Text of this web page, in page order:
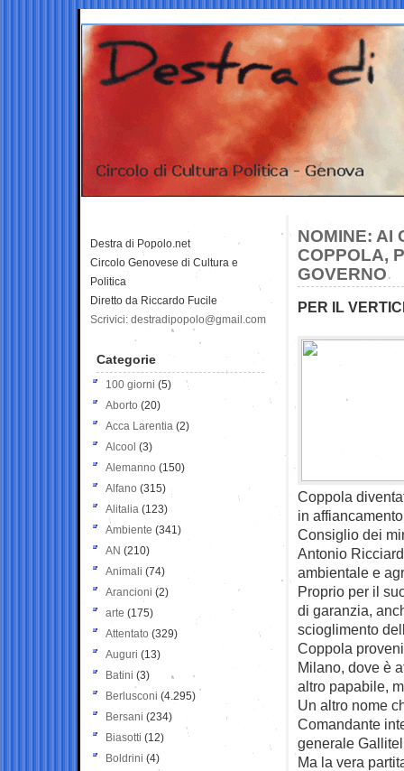
NOMINE: AI
COPPOLA,
GOVERNO
PER IL
Coppola
in
Consiglio dei
Antonio
ambientale e
Proprio per il
di garanzia,
scioglimento
Coppola
Milano, dove è
altro papabile,
Un altro nome
Comandante
generale
Ma la vera
Destra di Popolo.net
Circolo Genovese di Cultura e
Politica
Diretto da Riccardo Fucile
Scrivici: destradipopolo@gmail.com
Categorie
100 giorni (5)
Aborto (20)
Acca Larentia (2)
Alcool (3)
Alemanno (150)
Alfano (315)
Alitalia (123)
Ambiente (341)
AN (210)
Animali (74)
Arancioni (2)
arte (175)
Attentato (329)
Auguri (13)
Batini (3)
Berlusconi (4.295)
Bersani (234)
Biasotti (12)
Boldrini (4)